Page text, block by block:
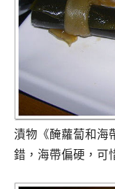
漬物《醃蘿蔔和海
錯，海帶偏硬，可